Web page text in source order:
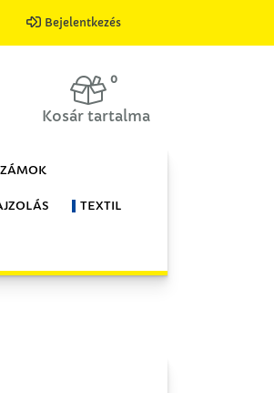
Bejelentkezés
0
Kosár tartalma
TEXTIL